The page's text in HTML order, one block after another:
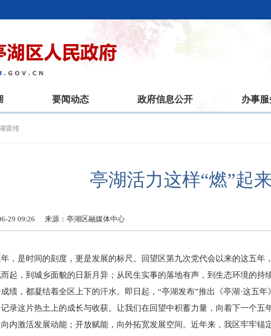
要闻动态 政府信息公开 办事服
宣传
亭湖活力这样“燃”起
29 09:26 来源： 亭湖区融媒体中心
，是时间的刻度，更是发展的标尺。回望区第九次党代会以来的这五年
起，到城乡面貌的日新月异；从民生实事的落地有声，到生态环境的
绩，都凝结着全区上下的汗水。即日起，“亭湖发布”推出《亭湖·这五
录这片热土上的成长与收获。让我们在回望中积蓄力量，向着下一个五
内激活发展动能；开放赋能，向外拓宽发展空间。近年来，我区牢牢锚